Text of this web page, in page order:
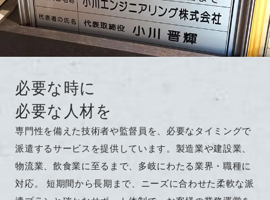
必要な時に
必要な人材を
専門性を備えた技術者や監督員を、必要なタイミングで
派遣するサービスを提供しています。製造業や建設業、
物流業、飲食業に至るまで、多岐にわたる業界・職種に
対応。 短期間から長期まで、ニーズに合わせた柔軟な派